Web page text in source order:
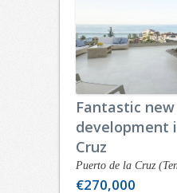
Fantastic
development
Cruz
Puerto de la Cruz
€270,000